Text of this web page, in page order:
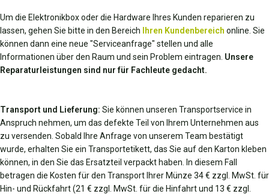
Um die Elektronikbox oder die Hardware Ihres Kunden reparieren zu
lassen, gehen Sie bitte in den Bereich
Ihren Kundenbereich online. Sie
können dann eine neue "Serviceanfrage" stellen und alle
Informationen über den Raum und sein Problem eintragen. Unsere
Reparaturleistungen sind nur für Fachleute gedacht.
Transport und Lieferung: Sie können unseren Transportservice in
Anspruch nehmen, um das defekte Teil von Ihrem Unternehmen aus
zu versenden. Sobald Ihre Anfrage von unserem Team bestätigt
wurde, erhalten Sie ein Transportetikett, das Sie auf den Karton kleben
können, in den Sie das Ersatzteil verpackt haben. In diesem Fall
betragen die Kosten für den Transport Ihrer Münze 34 € zzgl. MwSt. für
Hin- und Rückfahrt (21 € zzgl. MwSt. für die Hinfahrt und 13 € zzgl.